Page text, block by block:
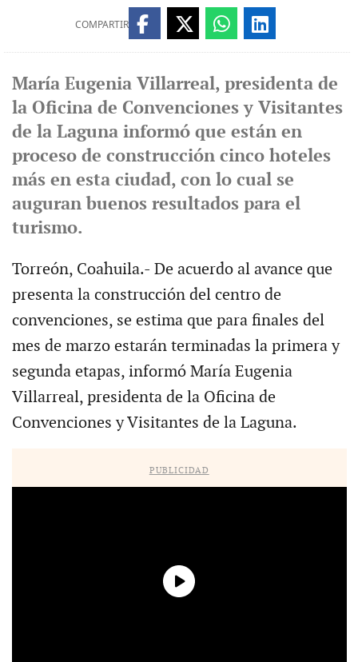
COMPARTIR
María Eugenia Villarreal, presidenta de
la Oficina de Convenciones y Visitantes
de la Laguna informó que están en
proceso de construcción cinco hoteles
más en esta ciudad, con lo cual se
auguran buenos resultados para el
turismo.
Torreón, Coahuila.- De acuerdo al avance que
presenta la construcción del centro de
convenciones, se estima que para finales del
mes de marzo estarán terminadas la primera y
segunda etapas, informó María Eugenia
Villarreal, presidenta de la Oficina de
Convenciones y Visitantes de la Laguna.
PUBLICIDAD